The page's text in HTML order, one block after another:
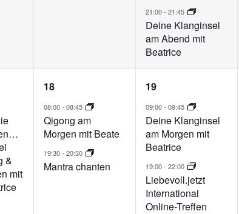
21:00- 21:45
Deine Klanginsel
am Abend mit
Beatrice
&
mit
2
Veranstaltungen,
18
08:00- 08:45
Qigong am
Morgen mit Beate
19:30- 20:30
Mantra chanten
4
19
09:00- 09:45
Deine Klanginsel
am Morgen mit
Beatrice
19:00- 22:00
Liebevoll.jetzt
International
Online-Treffen